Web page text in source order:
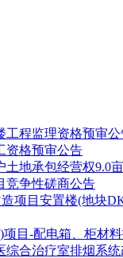
工程监理资格预审公
资格预审公告
地承包经营权9.0
竞争性磋商公告
项目安置楼(地块
目-配电箱、柜材
合治疗室排烟系